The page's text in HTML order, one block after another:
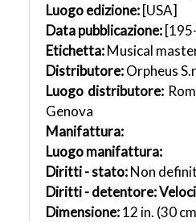
Luogo edizione: [USA]
Data pubblicazione:
Etichetta:Musical
Distributore:Orpheus
Luogo distributore:
Genova
Manifattura:
Luogo manifattura:
Diritti - stato:Non
Diritti - detentore:
Dimensione:12 in. (30